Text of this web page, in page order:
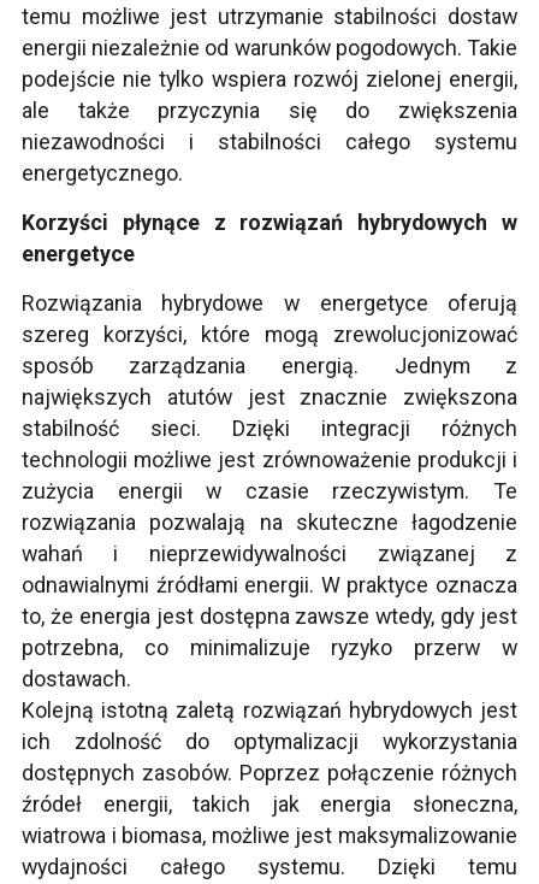
temu możliwe jest utrzymanie stabilności dostaw
energii niezależnie od warunków pogodowych. Takie
podejście nie tylko wspiera rozwój zielonej energii,
ale także przyczynia się do zwiększenia
niezawodności i stabilności całego systemu
energetycznego.
Korzyści płynące z rozwiązań hybrydowych w
energetyce
Rozwiązania hybrydowe w energetyce oferują
szereg korzyści, które mogą zrewolucjonizować
sposób zarządzania energią. Jednym z
największych atutów jest znacznie zwiększona
stabilność sieci. Dzięki integracji różnych
technologii możliwe jest zrównoważenie produkcji i
zużycia energii w czasie rzeczywistym. Te
rozwiązania pozwalają na skuteczne łagodzenie
wahań i nieprzewidywalności związanej z
odnawialnymi źródłami energii. W praktyce oznacza
to, że energia jest dostępna zawsze wtedy, gdy jest
potrzebna, co minimalizuje ryzyko przerw w
dostawach.
Kolejną istotną zaletą rozwiązań hybrydowych jest
ich zdolność do optymalizacji wykorzystania
dostępnych zasobów. Poprzez połączenie różnych
źródeł energii, takich jak energia słoneczna,
wiatrowa i biomasa, możliwe jest maksymalizowanie
wydajności całego systemu. Dzięki temu